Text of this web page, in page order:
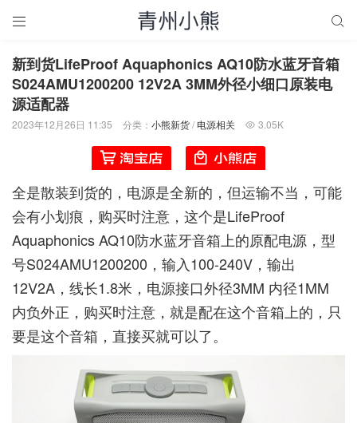
 
新到货LifeProof Aquaphonics AQ10防水蓝牙音箱
S024AMU1200200 12V2A 3MM外径小细口原装电
源适配器
2023年12月26日 11:35 分类： 小熊新货/ 电源相关  3.05K
全是散装到货的，电源是全新的，但运输不当，可能
会有小划痕，购买时注意，这个是LifeProof
Aquaphonics AQ10防水蓝牙音箱上的原配电源，型
号S024AMU1200200，输入100-240V，输出
12V2A，线长1.8米，电源接口外径3MM 内径1MM
内负外正，购买时注意，就是配在这个音箱上的，只
要是这个音箱，直接买就可以了。